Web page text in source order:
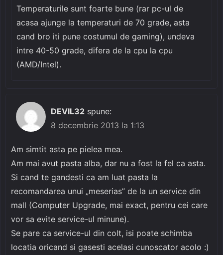
Temperaturile sunt foarte bune (rar pc-ul de
acasa ajunge la temperaturi de 70 grade, asta
cand bro iti pune costumul de gaming), undeva
intre 40-50 grade, difera de la cpu la cpu
(AMD/Intel).
DEVIL32 spune:
8 decembrie 2013 la 1:13
Am simtit asta pe pielea mea.
Am mai avut pasta alba, dar nu a fost la fel ca asta.
Si cand te gandesti ca am luat pasta la
recomandarea unui „meserias” de la un service din
mall (Computer Upgrade, mai exact, pentru cei care
vor sa evite service-ul minune).
Se pare ca service-ul din colt, isi poate schimba
locatia oricand si gasesti acelasi cunoscator acolo :)